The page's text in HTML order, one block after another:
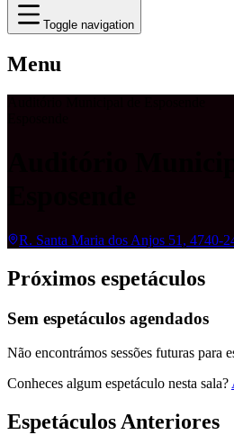
Toggle navigation
Menu
R. Santa Maria dos Anjos 51, 4740-
Próximos espetáculos
Sem espetáculos agendados
Não encontrámos sessões futuras para
Conheces algum espetáculo nesta sala?
Espetáculos Anteriores